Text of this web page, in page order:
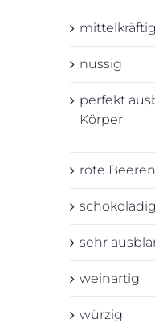
mittelkräftig
nussig
perfekt
Körper
rote Beeren
schokoladig
sehr
weinartig
würzig